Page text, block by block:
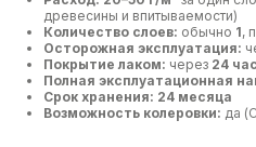
древесины и впитываемости)
Количество слоев: обычно 1,
Осторожная эксплуатация:
Покрытие лаком: через 24
Полная эксплуатационная
Срок хранения: 24 месяца
Возможность колеровки: да